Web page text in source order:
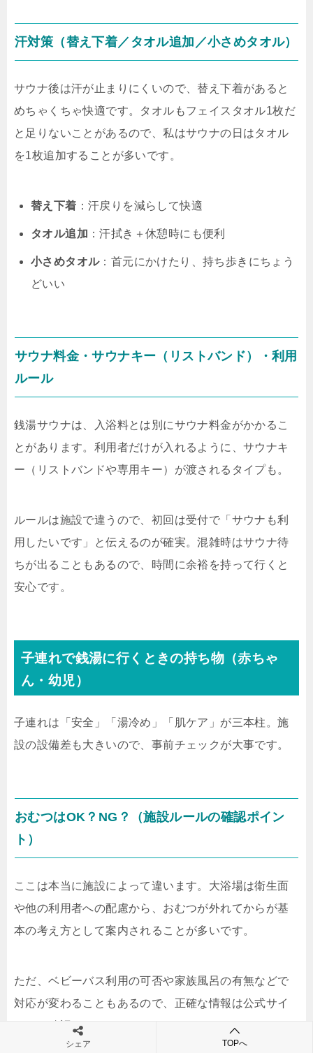
汗対策（替え下着／タオル追加／小さめタオル）
サウナ後は汗が止まりにくいので、替え下着があると
めちゃくちゃ快適です。タオルもフェイスタオル1枚だ
と足りないことがあるので、私はサウナの日はタオル
を1枚追加することが多いです。
替え下着 ：汗戻りを減らして快適
タオル追加 ：汗拭き＋休憩時にも便利
小さめタオル：首元にかけたり、持ち歩きにちょう
どいい
サウナ料金・サウナキー（リストバンド）・利用
ルール
銭湯サウナは、入浴料とは別にサウナ料金がかかるこ
とがあります。利用者だけが入れるように、サウナキ
ー（リストバンドや専用キー）が渡されるタイプも。
ルールは施設で違うので、初回は受付で「サウナも利
用したいです」と伝えるのが確実。混雑時はサウナ待
ちが出ることもあるので、時間に余裕を持って行くと
安心です。
子連れで銭湯に行くときの持ち物（赤ちゃ
ん・幼児）
子連れは「安全」「湯冷め」「肌ケア」が三本柱。施
設の設備差も大きいので、事前チェックが大事です。
おむつはOK？NG？（施設ルールの確認ポイン
ト）
ここは本当に施設によって違います。大浴場は衛生面
や他の利用者への配慮から、おむつが外れてからが基
本の考え方として案内されることが多いです。
ただ、ベビーバス利用の可否や家族風呂の有無などで
対応が変わることもあるので、正確な情報は公式サイ
トをご確認ください。
シェア TOPへ